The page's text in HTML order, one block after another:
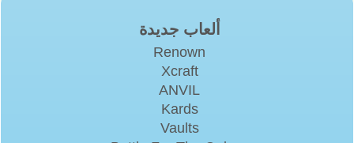
ألعاب جديدة
Renown
Xcraft
ANVIL
Kards
Vaults